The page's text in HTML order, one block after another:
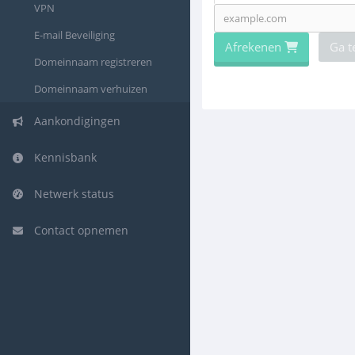
VPN
E-mail Beveiliging
Domeinnaam registreren
Domeinnaam verhuizen
Aankondigingen
Kennisbank
Netwerk status
Contact opnemen
Afrekenen Ga